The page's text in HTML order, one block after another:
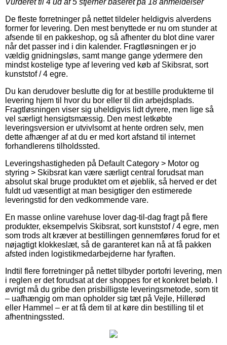
De fleste forretninger på nettet tildeler heldigvis alverdens
former for levering. Den mest benyttede er nu om stunder at
afsende til en pakkeshop, og så afhenter du blot dine varer
når det passer ind i din kalender. Fragtløsningen er jo
vældig gnidningsløs, samt mange gange ydermere den
mindst kostelige type af levering ved køb af Skibsrat, sort
kunststof / 4 egre.
Du kan derudover beslutte dig for at bestille produkterne til
levering hjem til hvor du bor eller til din arbejdsplads.
Fragtløsningen viser sig uheldigvis lidt dyrere, men lige så
vel særligt hensigtsmæssig. Den mest letkøbte
leveringsversion er utvivlsomt at hente ordren selv, men
dette afhænger af at du er med kort afstand til internet
forhandlerens tilholdssted.
Leveringshastigheden på Default Category > Motor og
styring > Skibsrat kan være særligt central forudsat man
absolut skal bruge produktet om et øjeblik, så herved er det
fuldt ud væsentligt at man besigtiger den estimerede
leveringstid for den vedkommende vare.
En masse online varehuse lover dag-til-dag fragt på flere
produkter, eksempelvis Skibsrat, sort kunststof / 4 egre, men
som trods alt kræver at bestillingen gennemføres forud for et
nøjagtigt klokkeslæt, så de garanteret kan nå at få pakken
afsted inden logistikmedarbejderne har fyraften.
Indtil flere forretninger på nettet tilbyder portofri levering, men
i reglen er det forudsat at der shoppes for et konkret beløb. I
øvrigt må du gribe den prisbilligste leveringsmetode, som tit
– uafhængig om man opholder sig tæt på Vejle, Hillerød
eller Hammel – er at få dem til at køre din bestilling til et
afhentningssted.